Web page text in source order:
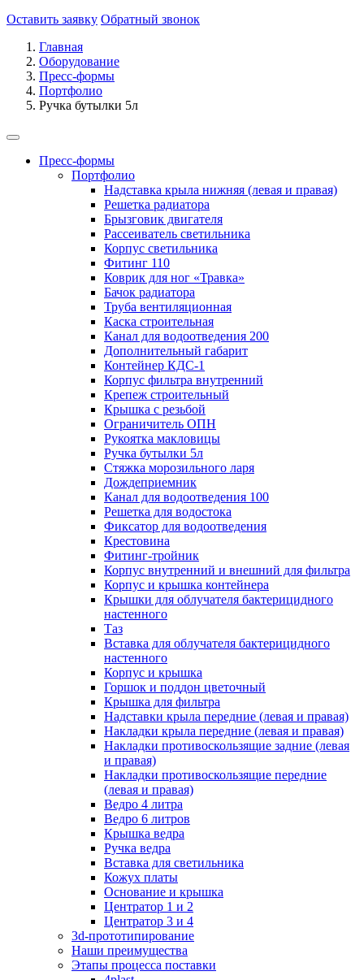
Оставить заявку Обратный звонок
Главная
Оборудование
Пресс-формы
Портфолио
Ручка бутылки 5л
Пресс-формы
Портфолио
Надставка крыла нижняя (левая и правая)
Решетка радиатора
Брызговик двигателя
Рассеиватель светильника
Корпус светильника
Фитинг 110
Коврик для ног «Травка»
Бачок радиатора
Труба вентиляционная
Каска строительная
Канал для водоотведения 200
Дополнительный габарит
Контейнер КДС-1
Корпус фильтра внутренний
Крепеж строительный
Крышка с резьбой
Ограничитель ОПН
Рукоятка макловицы
Ручка бутылки 5л
Стяжка морозильного ларя
Дождеприемник
Канал для водоотведения 100
Решетка для водостока
Фиксатор для водоотведения
Крестовина
Фитинг-тройник
Корпус внутренний и внешний для фильтра
Корпус и крышка контейнера
Крышки для облучателя бактерицидного
настенного
Таз
Вставка для облучателя бактерицидного
настенного
Корпус и крышка
Горшок и поддон цветочный
Крышка для фильтра
Надставки крыла передние (левая и правая)
Накладки крыла передние (левая и правая)
Накладки противоскользящие задние (левая
и правая)
Накладки противоскользящие передние
(левая и правая)
Ведро 4 литра
Ведро 6 литров
Крышка ведра
Ручка ведра
Вставка для светильника
Кожух платы
Основание и крышка
Центратор 1 и 2
Центратор 3 и 4
3d-прототипирование
Наши преимущества
Этапы процесса поставки